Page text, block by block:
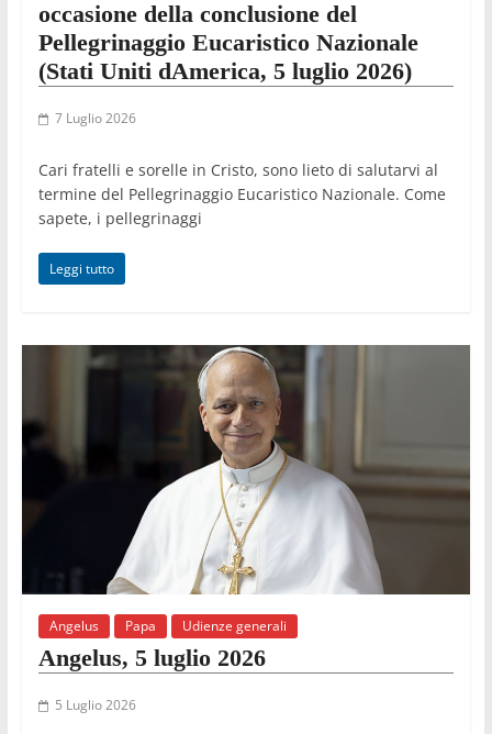
occasione della conclusione del
Pellegrinaggio Eucaristico Nazionale
(Stati Uniti dAmerica, 5 luglio 2026)
7 Luglio 2026
Cari fratelli e sorelle in Cristo, sono lieto di salutarvi al
termine del Pellegrinaggio Eucaristico Nazionale. Come
sapete, i pellegrinaggi
Leggi tutto
Angelus Papa Udienze generali
Angelus, 5 luglio 2026
5 Luglio 2026